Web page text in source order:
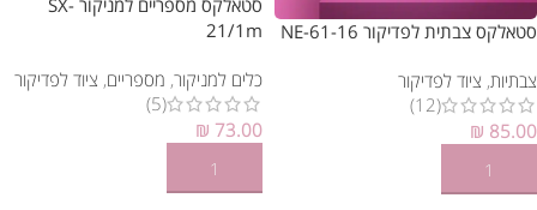
סטאלקס צבתית לפדיקור NE-61-16
צבתיות, ציוד לפדיקור
(12)
₪ 85.00
הוספה לסל
סטאלקס מספריים למניקור SX-
21/1m
כלים למניקור, מספריים, ציוד לפדיקור
(5)
₪ 73.00
הוספה לסל